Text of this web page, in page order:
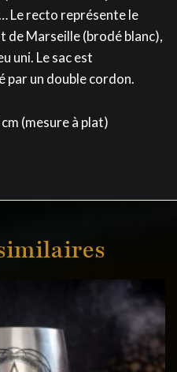
Le recto représente le
de Marseille (brodé blanc),
uni. Le sac est
un double cordon.
(mesure à plat)